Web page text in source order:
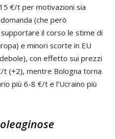
€/t per motivazioni sia
(che però
il corso le stime di
e minori scorte in EU
con effetto sui prezzi
t (+2), mentre Bologna torna
più 6-8 €/t e l’Ucraino più